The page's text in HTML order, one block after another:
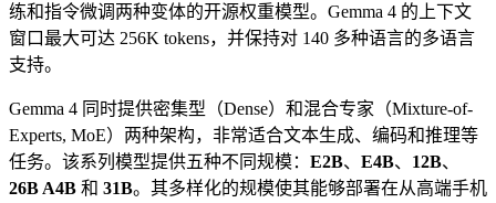
练和指令微调两种变体的开源权重模型。Gemma 4 的上下文
窗口最大可达 256K tokens，并保持对 140 多种语言的多语言
支持。
Gemma 4 同时提供密集型（Dense）和混合专家（Mixture-of-
Experts, MoE）两种架构，非常适合文本生成、编码和推理等
任务。该系列模型提供五种不同规模： E2B、 E4B、 12B、
26B A4B 和 31B。其多样化的规模使其能够部署在从高端手机